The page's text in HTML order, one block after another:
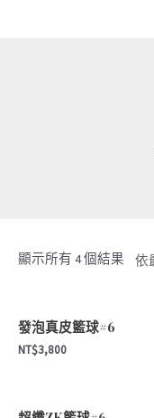
顯示所有 4 個結果
發泡真皮籃球#6
NT$3,800